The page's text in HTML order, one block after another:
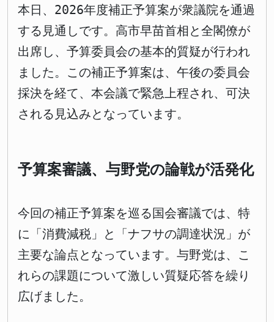
本日、2026年度補正予算案が衆議院を通過
する見通しです。高市早苗首相と全閣僚が
出席し、予算委員会の基本的質疑が行われ
ました。この補正予算案は、午後の委員会
採決を経て、本会議で緊急上程され、可決
される見込みとなっています。
予算案審議、与野党の論戦が活発化
今回の補正予算案を巡る国会審議では、特
に「消費減税」と「ナフサの調達状況」が
主要な論点となっています。与野党は、こ
れらの課題について激しい質疑応答を繰り
広げました。